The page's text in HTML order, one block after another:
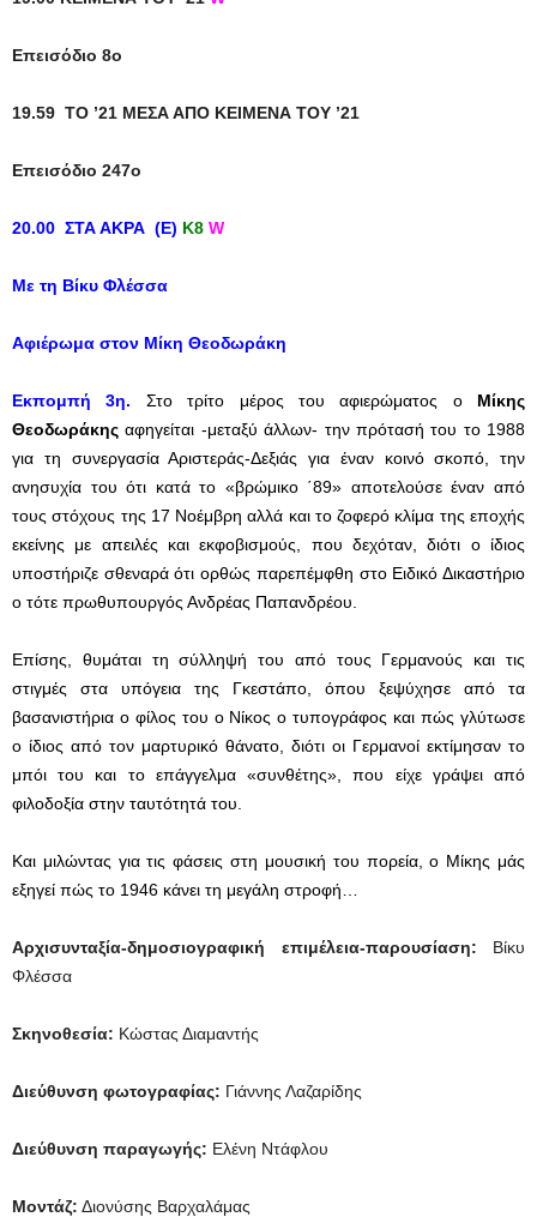
Επεισόδιο 8ο
19.59 TO ’21 MEΣΑ ΑΠΟ ΚΕΙΜΕΝΑ ΤΟΥ ’21
Επεισόδιο 247ο
20.00 ΣΤΑ ΑΚΡΑ (E) Κ8 W
Με τη Βίκυ Φλέσσα
Αφιέρωμα στον Μίκη Θεοδωράκη
Εκπομπή 3η. Στο τρίτο μέρος του αφιερώματος ο Μίκης
Θεοδωράκης αφηγείται -μεταξύ άλλων- την πρότασή του το 1988
για τη συνεργασία Αριστεράς-Δεξιάς για έναν κοινό σκοπό, την
ανησυχία του ότι κατά το «βρώμικο ΄89» αποτελούσε έναν από
τους στόχους της 17 Νοέμβρη αλλά και το ζοφερό κλίμα της εποχής
εκείνης με απειλές και εκφοβισμούς, που δεχόταν, διότι ο ίδιος
υποστήριζε σθεναρά ότι ορθώς παρεπέμφθη στο Ειδικό Δικαστήριο
ο τότε πρωθυπουργός Ανδρέας Παπανδρέου.
Επίσης, θυμάται τη σύλληψή του από τους Γερμανούς και τις
στιγμές στα υπόγεια της Γκεστάπο, όπου ξεψύχησε από τα
βασανιστήρια ο φίλος του ο Νίκος ο τυπογράφος και πώς γλύτωσε
ο ίδιος από τον μαρτυρικό θάνατο, διότι οι Γερμανοί εκτίμησαν το
μπόι του και το επάγγελμα «συνθέτης», που είχε γράψει από
φιλοδοξία στην ταυτότητά του.
Και μιλώντας για τις φάσεις στη μουσική του πορεία, ο Μίκης μάς
εξηγεί πώς το 1946 κάνει τη μεγάλη στροφή…
Αρχισυνταξία-δημοσιογραφική επιμέλεια-παρουσίαση: Βίκυ
Φλέσσα
Σκηνοθεσία: Κώστας Διαμαντής
Διεύθυνση φωτογραφίας: Γιάννης Λαζαρίδης
Διεύθυνση παραγωγής: Ελένη Ντάφλου
Μοντάζ: Διονύσης Βαρχαλάμας